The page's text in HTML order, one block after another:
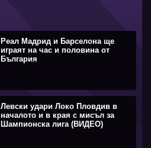
Реал Мадрид и Барселона ще
играят на час и половина от
България
Левски удари Локо Пловдив в
началото и в края с мисъл за
Шампионска лига (ВИДЕО)